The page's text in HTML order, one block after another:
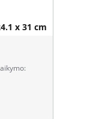
x 31 cm